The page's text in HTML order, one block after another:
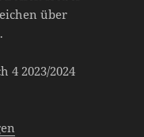
über
4 2023/2024